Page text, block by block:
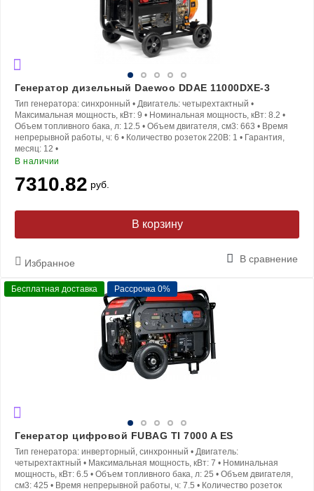
Генератор дизельный Daewoo DDAE 11000DXE-3
Тип генератора: синхронный • Двигатель: четырехтактный •
Максимальная мощность, кВт: 9 • Номинальная мощность, кВт: 8.2 •
Объем топливного бака, л: 12.5 • Объем двигателя, см3: 663 • Время
непрерывной работы, ч: 6 • Количество розеток 220В: 1 • Гарантия,
месяц: 12 •
В наличии
7310.82 руб.
В корзину
Избранное В сравнение
Бесплатная доставка Рассрочка 0%
Генератор цифровой FUBAG TI 7000 A ES
Тип генератора: инверторный, синхронный • Двигатель:
четырехтактный • Максимальная мощность, кВт: 7 • Номинальная
мощность, кВт: 6.5 • Объем топливного бака, л: 25 • Объем двигателя,
см3: 425 • Время непрерывной работы, ч: 7.5 • Количество розеток